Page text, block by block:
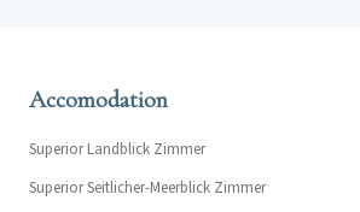
Accomodation
Superior Landblick Zimmer
Superior Seitlicher-Meerblick Zimmer